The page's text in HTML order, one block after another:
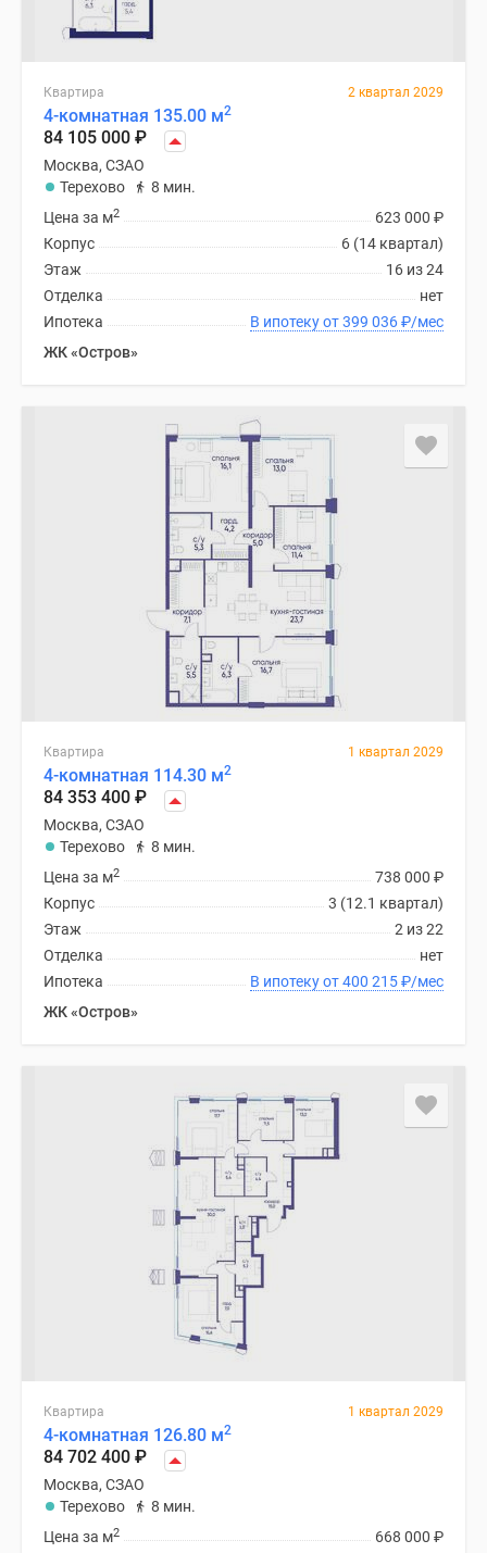
Квартира 2 квартал 2029
4-комнатная 135.00 м2
84 105 000 ₽
Москва, СЗАО
Терехово
8 мин.
623 000 ₽
Цена за м2
6 (14 квартал)
Корпус
16 из 24
Этаж
нет
Отделка
В ипотеку от 399 036₽/мес
Ипотека
ЖК «Остров»
Квартира 1 квартал 2029
4-комнатная 114.30 м2
84 353 400 ₽
Москва, СЗАО
Терехово
8 мин.
738 000 ₽
Цена за м2
3 (12.1 квартал)
Корпус
2 из 22
Этаж
нет
Отделка
В ипотеку от 400 215₽/мес
Ипотека
ЖК «Остров»
Квартира 1 квартал 2029
4-комнатная 126.80 м2
84 702 400 ₽
Москва, СЗАО
Терехово
8 мин.
668 000 ₽
Цена за м2